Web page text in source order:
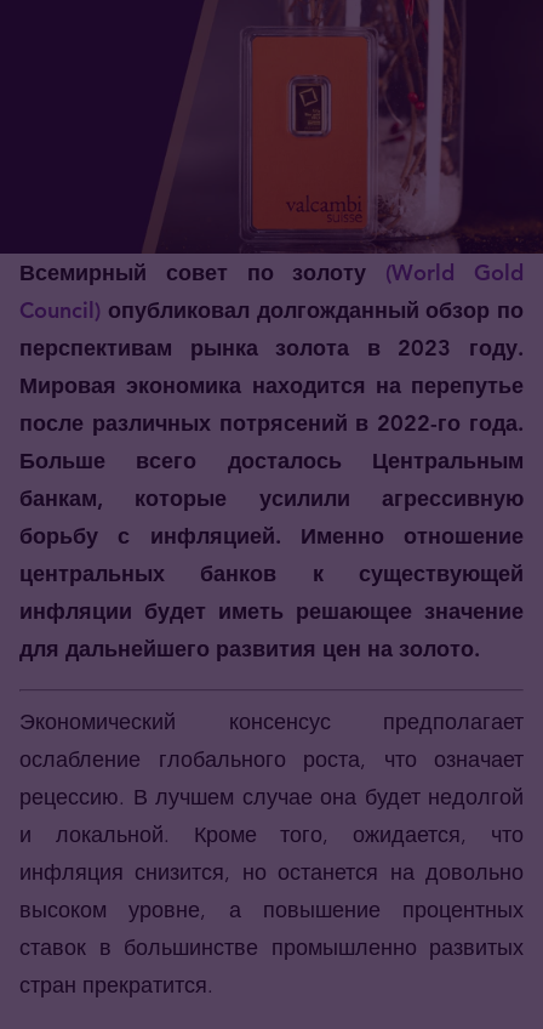
Всемирный совет по золоту (World Gold
Council) опубликовал долгожданный обзор по
перспективам рынка золота в 2023 году.
Мировая экономика находится на перепутье
после различных потрясений в 2022-го года.
Больше всего досталось Центральным
банкам, которые усилили агрессивную
борьбу с инфляцией. Именно отношение
центральных банков к существующей
инфляции будет иметь решающее значение
для дальнейшего развития цен на золото.
Экономический консенсус предполагает
ослабление глобального роста, что означает
рецессию. В лучшем случае она будет недолгой
и локальной. Кроме того, ожидается, что
инфляция снизится, но останется на довольно
высоком уровне, а повышение процентных
ставок в большинстве промышленно развитых
стран прекратится.